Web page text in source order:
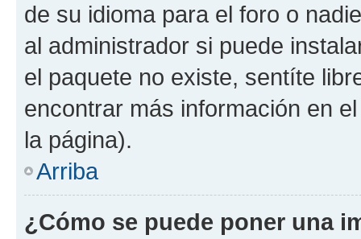
de su idioma para el foro o
al administrador si puede
el paquete no existe, sentíte
encontrar más información en
la página).
Arriba
¿Cómo se puede poner una